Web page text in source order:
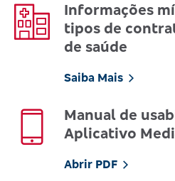
Informações
tipos de
de saúde
Saiba Mais
Manual de
Aplicativo
Abrir PDF